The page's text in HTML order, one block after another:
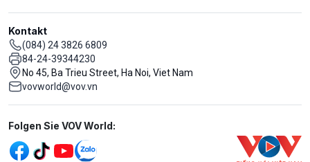
Kontakt
(084) 24 3826 6809
84-24-39344230
No 45, Ba Trieu Street, Ha Noi, Viet Nam
vovworld@vov.vn
Mạng xã hội
Folgen Sie VOV World: